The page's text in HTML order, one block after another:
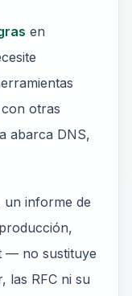
en
otras
abarca DNS,
un informe de
— no sustituye
las RFC ni su